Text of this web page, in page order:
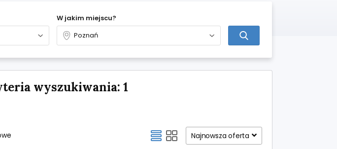
W jakim miejscu?
wyszukiwania: 1
Najnowsza oferta